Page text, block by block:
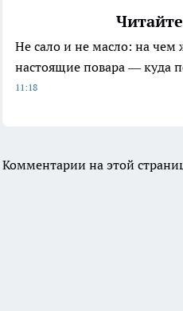
Не сало и не масло: на чем
настоящие повара — куда
11:18
Комментарии на этой